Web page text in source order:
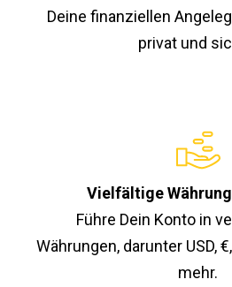
Deine finanziellen
privat und
Vielfältige
Führe Dein Konto in
Währungen, darunter USD,
mehr.